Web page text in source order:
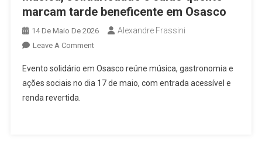
marcam tarde beneficente em Osasco
14 De Maio De 2026 Alexandre Frassini
Leave A CommentOn
Solidariedade
E
Evento solidário em Osasco reúne música, gastronomia e
ações sociais no dia 17 de maio, com entrada acessível e
renda revertida.